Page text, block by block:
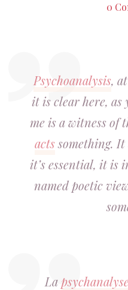
0
Psychoanalysis,
it is clear here, as
me is a witness of
actssomething. It
it’s essential, it is
named poetic
La